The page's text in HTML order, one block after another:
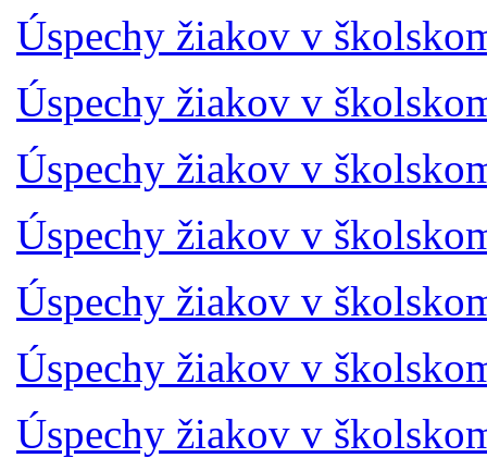
Úspechy žiakov v
Úspechy žiakov v
Úspechy žiakov v
Úspechy žiakov v
Úspechy žiakov v
Úspechy žiakov v
Úspechy žiakov v